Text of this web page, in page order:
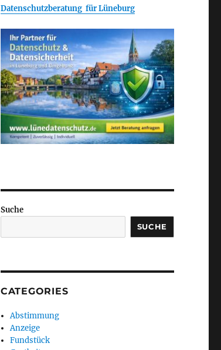
Datenschutzberatung für Lüneburg
Suche
SUCHE
CATEGORIES
Abstimmung
Anzeige
Fundstück